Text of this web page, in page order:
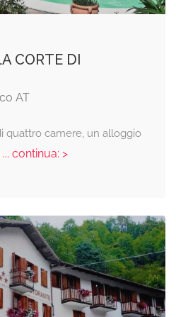
CORTE DI
AT
quattro camere, un alloggio
continua: >